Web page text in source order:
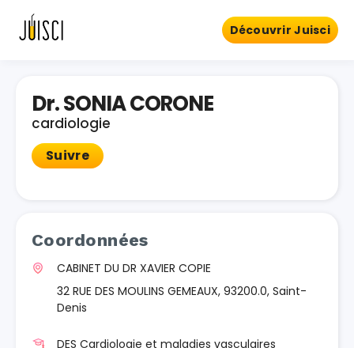
Découvrir Juisci
Dr. SONIA CORONE
cardiologie
Suivre
Coordonnées
CABINET DU DR XAVIER COPIE
32 RUE DES MOULINS GEMEAUX, 93200.0, Saint-
Denis
DES Cardiologie et maladies vasculaires